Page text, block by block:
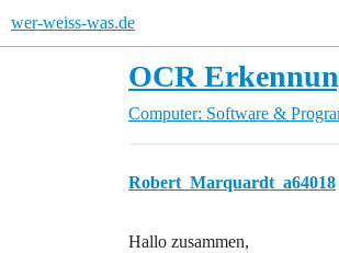
wer-weiss-was.de
OCR
Computer: Software &
Robert_Marquardt_a64018
Hallo zusammen,